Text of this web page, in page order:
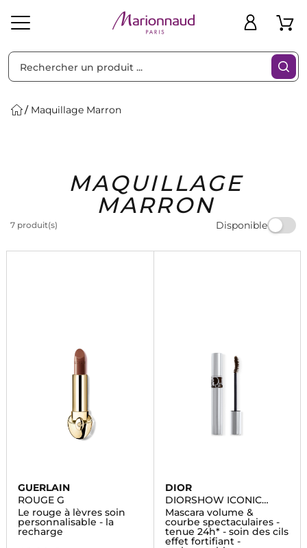
Solaire Homme Marques Idées
Cadeaux
Bons
Plans
Maquillage Marron
MAQUILLAGE
MARRON
7 produit(s) Disponible
Filtres
GUERLAIN
ROUGE G
Le rouge à lèvres soin
personnalisable - la
recharge
DIOR
DIORSHOW ICONIC
OVERCURL
Mascara volume &
courbe spectaculaires -
tenue 24h* - soin des cils
effet fortifiant -